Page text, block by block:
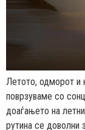
Летото, одморот и
поврзуваме со
доаѓањето на
рутина се доволни